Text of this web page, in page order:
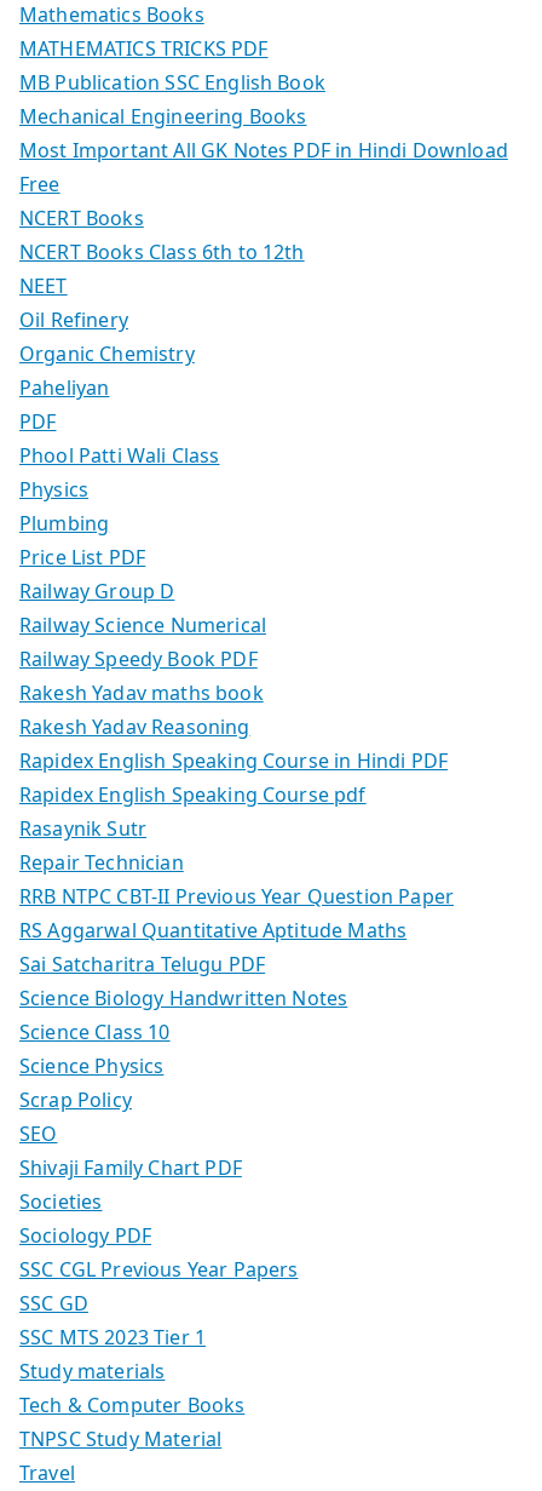
Mathematics Books
MATHEMATICS TRICKS PDF
MB Publication SSC English Book
Mechanical Engineering Books
Most Important All GK Notes PDF in Hindi Download
Free
NCERT Books
NCERT Books Class 6th to 12th
NEET
Oil Refinery
Organic Chemistry
Paheliyan
PDF
Phool Patti Wali Class
Physics
Plumbing
Price List PDF
Railway Group D
Railway Science Numerical
Railway Speedy Book PDF
Rakesh Yadav maths book
Rakesh Yadav Reasoning
Rapidex English Speaking Course in Hindi PDF
Rapidex English Speaking Course pdf
Rasaynik Sutr
Repair Technician
RRB NTPC CBT-II Previous Year Question Paper
RS Aggarwal Quantitative Aptitude Maths
Sai Satcharitra Telugu PDF
Science Biology Handwritten Notes
Science Class 10
Science Physics
Scrap Policy
SEO
Shivaji Family Chart PDF
Societies
Sociology PDF
SSC CGL Previous Year Papers
SSC GD
SSC MTS 2023 Tier 1
Study materials
Tech & Computer Books
TNPSC Study Material
Travel